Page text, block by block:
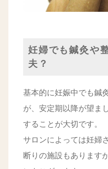
妊婦でも鍼灸や
夫？
基本的に妊娠中でも鍼
が、安定期以降が望ま
することが大切です。
サロンによっては妊婦
断りの施設もあります